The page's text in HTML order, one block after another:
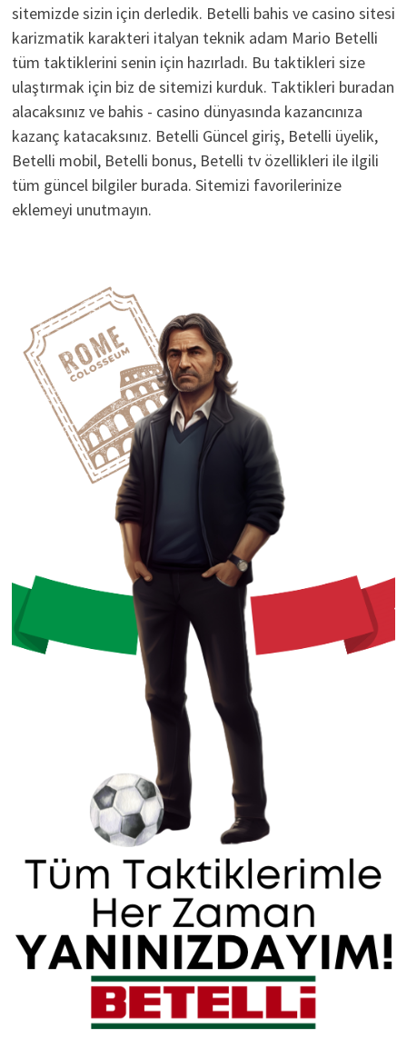
sitemizde sizin için derledik. Betelli bahis ve casino sitesi
karizmatik karakteri italyan teknik adam Mario Betelli
tüm taktiklerini senin için hazırladı. Bu taktikleri size
ulaştırmak için biz de sitemizi kurduk. Taktikleri buradan
alacaksınız ve bahis - casino dünyasında kazancınıza
kazanç katacaksınız. Betelli Güncel giriş, Betelli üyelik,
Betelli mobil, Betelli bonus, Betelli tv özellikleri ile ilgili
tüm güncel bilgiler burada. Sitemizi favorilerinize
eklemeyi unutmayın.